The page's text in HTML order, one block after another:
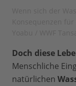
Doch diese
Menschliche
natürlichen